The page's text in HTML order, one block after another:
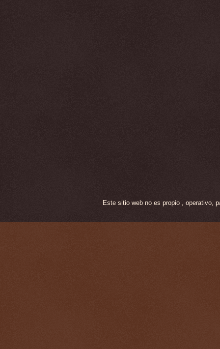
Este sitio web no es propio , operativo,